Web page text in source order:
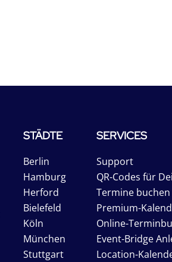
STÄDTE
Berlin
Hamburg
Herford
Bielefeld
Köln
München
Stuttgart
SERVICES
Support
QR-Codes für
Termine buchen
Premium-
Online-
Event-Bridge
Location-